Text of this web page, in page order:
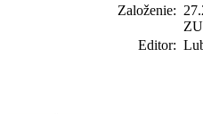
Založenie:
Editor: